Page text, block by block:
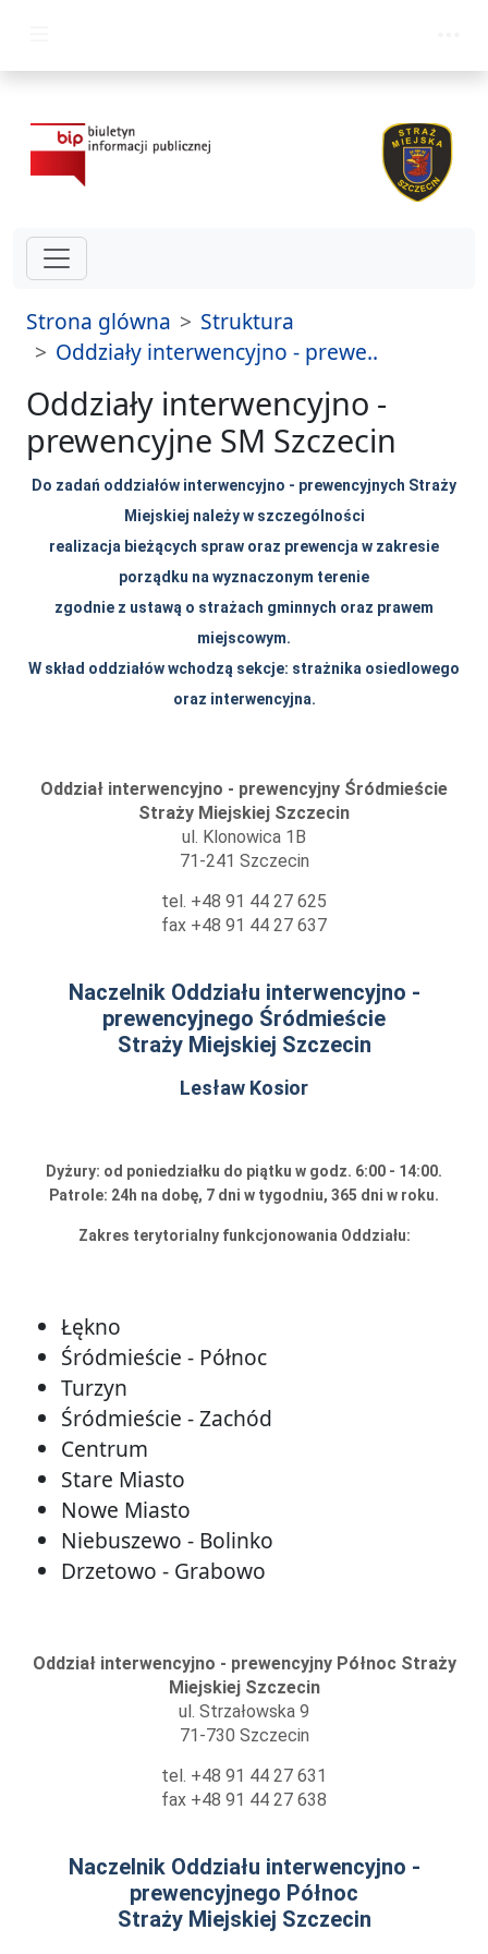
Strona glówna
Struktura
Oddziały interwencyjno - prewe..
Oddziały interwencyjno -
prewencyjne SM Szczecin
Do zadań oddziałów interwencyjno - prewencyjnych Straży
Miejskiej należy w szczególności
realizacja bieżących spraw oraz prewencja w zakresie
porządku na wyznaczonym terenie
zgodnie z ustawą o strażach gminnych oraz prawem
miejscowym.
W skład oddziałów wchodzą sekcje: strażnika osiedlowego
oraz interwencyjna.
Oddział interwencyjno - prewencyjny Śródmieście
Straży Miejskiej Szczecin
ul. Klonowica 1B
71-241 Szczecin
tel. +48 91 44 27 625
fax +48 91 44 27 637
Naczelnik Oddziału interwencyjno -
prewencyjnego Śródmieście
Straży Miejskiej Szczecin
Lesław Kosior
Dyżury: od poniedziałku do piątku w godz. 6:00 - 14:00.
Patrole: 24h na dobę, 7 dni w tygodniu, 365 dni w roku.
Zakres terytorialny funkcjonowania Oddziału:
Łękno
Śródmieście - Północ
Turzyn
Śródmieście - Zachód
Centrum
Stare Miasto
Nowe Miasto
Niebuszewo - Bolinko
Drzetowo - Grabowo
Oddział interwencyjno - prewencyjny Północ Straży
Miejskiej Szczecin
ul. Strzałowska 9
71-730 Szczecin
tel. +48 91 44 27 631
fax +48 91 44 27 638
Naczelnik Oddziału interwencyjno -
prewencyjnego Północ
Straży Miejskiej Szczecin